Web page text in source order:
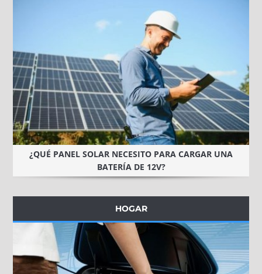
¿QUÉ PANEL SOLAR NECESITO PARA CARGAR UNA
BATERÍA DE 12V?
HOGAR